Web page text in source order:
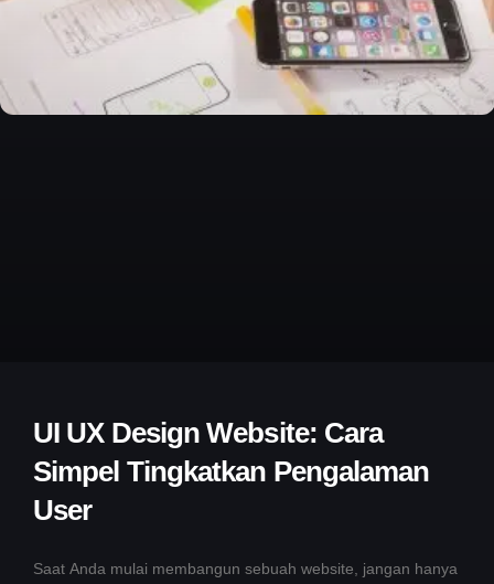
UI UX Design Website: Cara
Simpel Tingkatkan Pengalaman
User
Saat Anda mulai membangun sebuah website, jangan hanya